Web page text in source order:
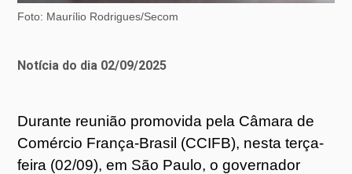
Foto: Maurílio Rodrigues/Secom
Notícia do dia 02/09/2025
Durante reunião promovida pela Câmara de
Comércio França-Brasil (CCIFB), nesta terça-
feira (02/09), em São Paulo, o governador